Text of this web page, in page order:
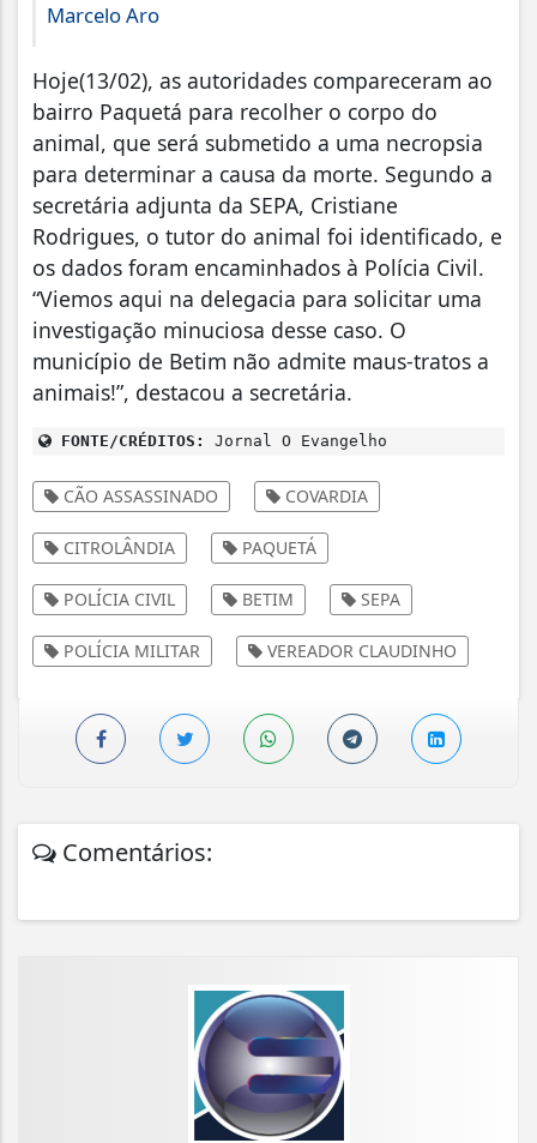
Marcelo Aro
Hoje(13/02), as autoridades compareceram ao
bairro Paquetá para recolher o corpo do
animal, que será submetido a uma necropsia
para determinar a causa da morte. Segundo a
secretária adjunta da SEPA, Cristiane
Rodrigues, o tutor do animal foi identificado, e
os dados foram encaminhados à Polícia Civil.
“Viemos aqui na delegacia para solicitar uma
investigação minuciosa desse caso. O
município de Betim não admite maus-tratos a
animais!”, destacou a secretária.
FONTE/CRÉDITOS: Jornal O Evangelho
CÃO ASSASSINADO COVARDIA
CITROLÂNDIA PAQUETÁ
POLÍCIA CIVIL BETIM SEPA
POLÍCIA MILITAR VEREADOR CLAUDINHO
Comentários: